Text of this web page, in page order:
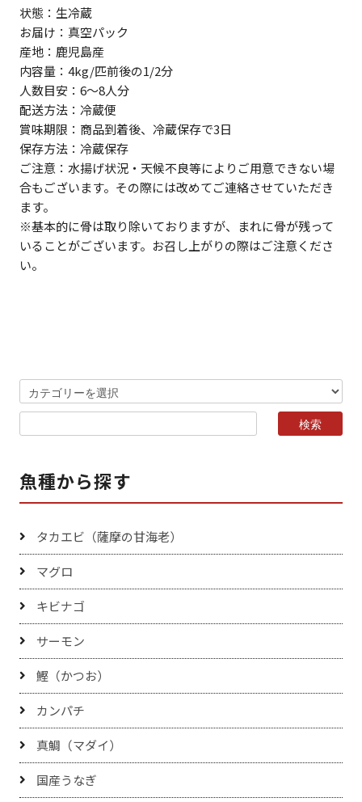
状態：生冷蔵
お届け：真空パック
産地：鹿児島産
内容量：4kg/匹前後の1/2分
人数目安：6～8人分
配送方法：冷蔵便
賞味期限：商品到着後、冷蔵保存で3日
保存方法：冷蔵保存
ご注意：水揚げ状況・天候不良等によりご用意できない場
合もございます。その際には改めてご連絡させていただき
ます。
※基本的に骨は取り除いておりますが、まれに骨が残って
いることがございます。お召し上がりの際はご注意くださ
い。
魚種から探す
タカエビ（薩摩の甘海老）
マグロ
キビナゴ
サーモン
鰹（かつお）
カンパチ
真鯛（マダイ）
国産うなぎ